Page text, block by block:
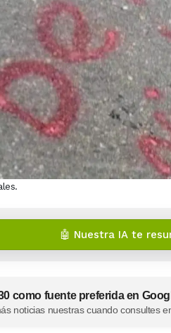
🤖 Nuestra IA te
como fuente preferida en
noticias nuestras cuando consultes